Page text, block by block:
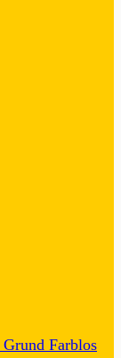
Grund Farblos